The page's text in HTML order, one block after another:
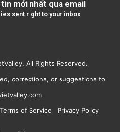
tin mới nhất qua email
sent right to your inbox
All Rights Reserved.
corrections, or suggestions to
Terms of Service Privacy Policy